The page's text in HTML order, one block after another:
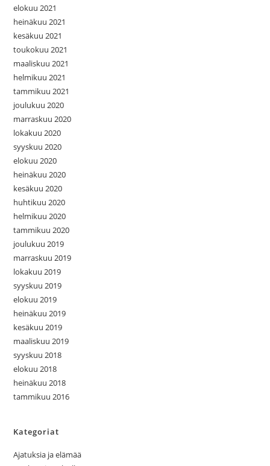
elokuu 2021
heinäkuu 2021
kesäkuu 2021
toukokuu 2021
maaliskuu 2021
helmikuu 2021
tammikuu 2021
joulukuu 2020
marraskuu 2020
lokakuu 2020
syyskuu 2020
elokuu 2020
heinäkuu 2020
kesäkuu 2020
huhtikuu 2020
helmikuu 2020
tammikuu 2020
joulukuu 2019
marraskuu 2019
lokakuu 2019
syyskuu 2019
elokuu 2019
heinäkuu 2019
kesäkuu 2019
maaliskuu 2019
syyskuu 2018
elokuu 2018
heinäkuu 2018
tammikuu 2016
Kategoriat
Ajatuksia ja elämää